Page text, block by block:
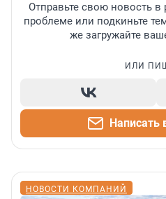
Отправьте свою новость в
проблеме или подкиньте
же загружайте
ИЛИ
Написать
НОВОСТИ КОМПАНИЙ